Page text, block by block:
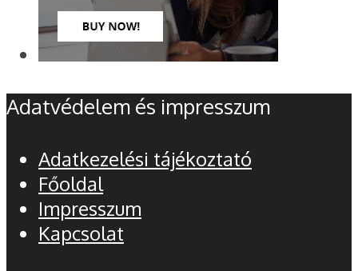
Adatvédelem és impresszum
Adatkezelési tájékoztató
Főoldal
Impresszum
Kapcsolat